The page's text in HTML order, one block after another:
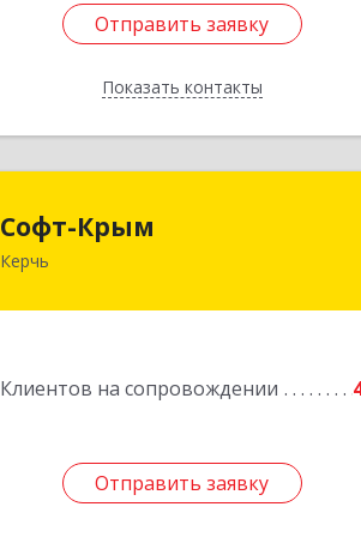
Отправить заявку
Показать контакты
Отправить заявку
Назад
Софт-Крым
Керчь
Клиентов на сопровождении
Отправить заявку
Республика Калмыкия, г. Элиста, ул.
Отправить заявку